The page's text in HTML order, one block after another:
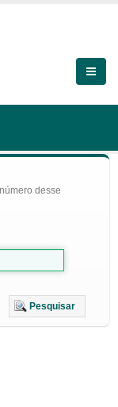
desse
Pesquisar